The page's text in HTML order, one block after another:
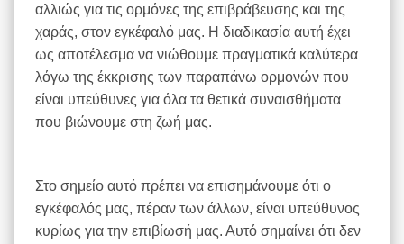
αλλιώς για τις ορμόνες της επιβράβευσης και της
χαράς, στον εγκέφαλό μας. Η διαδικασία αυτή έχει
ως αποτέλεσμα να νιώθουμε πραγματικά καλύτερα
λόγω της έκκρισης των παραπάνω ορμονών που
είναι υπεύθυνες για όλα τα θετικά συναισθήματα
που βιώνουμε στη ζωή μας.
Στο σημείο αυτό πρέπει να επισημάνουμε ότι ο
εγκέφαλός μας, πέραν των άλλων, είναι υπεύθυνος
κυρίως για την επιβίωσή μας. Αυτό σημαίνει ότι δεν